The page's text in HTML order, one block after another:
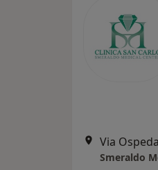
Via